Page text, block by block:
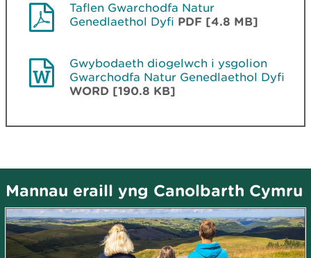
Taflen Gwarchodfa Natur
Genedlaethol Dyfi PDF [4.8 MB]
Gwybodaeth diogelwch i ysgolion
Gwarchodfa Natur Genedlaethol Dyfi
WORD [190.8 KB]
Mannau eraill yng Canolbarth Cymru